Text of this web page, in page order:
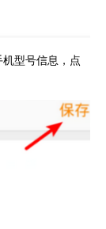
型号信息，点